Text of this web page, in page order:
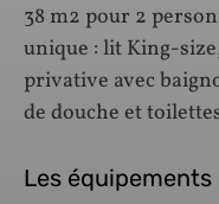
38 m2 pour 2
unique : lit King-
privative avec
de douche et
Les